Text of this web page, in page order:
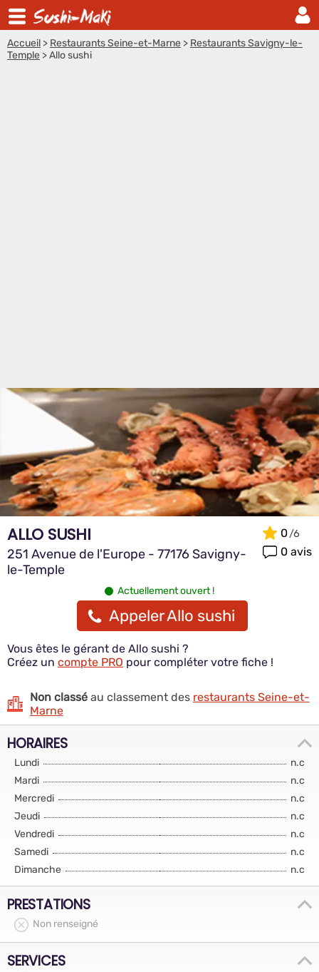
Accueil > Restaurants Seine-et-Marne > Restaurants Savigny-le-
Temple >Allo sushi
ALLO SUSHI
251 Avenue de l'Europe - 77176 Savigny-
le-Temple
0
0 avis
Actuellement ouvert !
Appeler Allo sushi
Vous êtes le gérant de Allo sushi ?
Créez un compte PRO pour compléter votre fiche !
Non classéau classement des restaurants Seine-et-
Marne
HORAIRES
Lundi
n.c
Mardi
n.c
Mercredi
n.c
Jeudi
n.c
Vendredi
n.c
Samedi
n.c
Dimanche
n.c
PRESTATIONS
Non renseigné
SERVICES